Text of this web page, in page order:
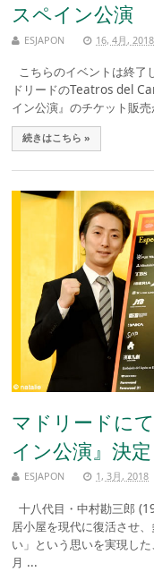
スペイン公演
ESJAPON 16, 4月, 2018
こちらのイベントは終
ドリードのTeatros del
イン公演』のチケット販
続きはこちら »
マドリードに
イン公演』決定
ESJAPON 1, 3月, 2018
十八代目・中村勘三郎
居小屋を現代に復活させ
い」という思いを実現し
月 ...